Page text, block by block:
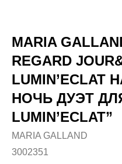
MARIA
REGARD
НОЧЬ ДУЭТ
LUMIN’ECLAT”
MARIA GALLAND
3002351